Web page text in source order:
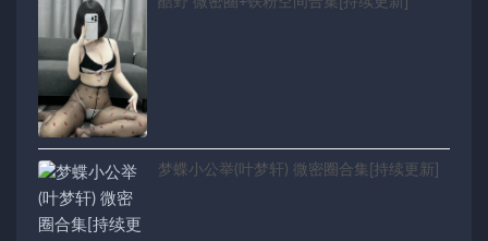
梦蝶小公举(叶梦轩) 微密圈合集[持续更新]